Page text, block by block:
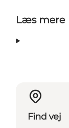
Læs mere
Find vej